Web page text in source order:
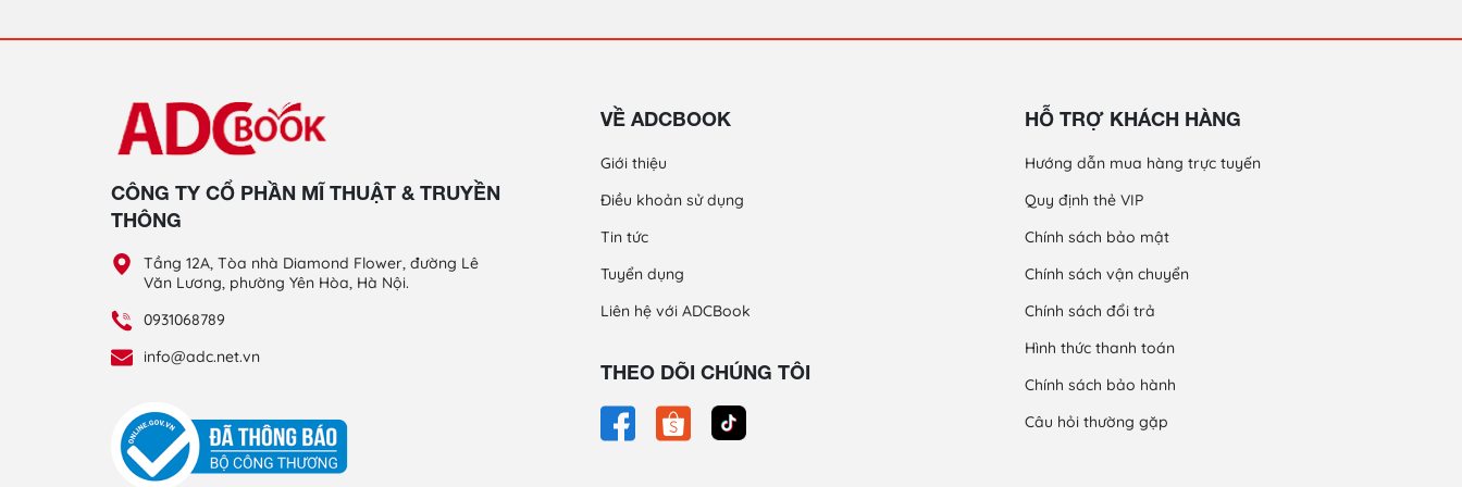
CÔNG TY CỔ PHẦN MĨ THUẬT & TRUYỀN
THÔNG
Tầng 12A, Tòa nhà Diamond Flower, đường Lê
Văn Lương, phường Yên Hòa, Hà Nội.
0931068789
info@adc.net.vn
VỀ ADCBOOK
Giới thiệu
Điều khoản sử dụng
Tin tức
Tuyển dụng
Liên hệ với ADCBook
THEO DÕI CHÚNG TÔI
HỖ TRỢ KHÁCH HÀNG
Hướng dẫn mua hàng trực tuyến
Quy định thẻ VIP
Chính sách bảo mật
Chính sách vận chuyển
Chính sách đổi trả
Hình thức thanh toán
Chính sách bảo hành
Câu hỏi thường gặp